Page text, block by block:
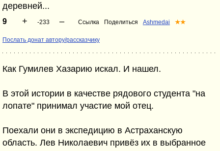
деревней...
9 + -233 – Ссылка Поделиться Ashmedai ★★
Послать донат автору/рассказчику
Как Гумилев Хазарию искал. И нашел.
В этой истории в качестве рядового студента "на
лопате" принимал участие мой отец.
Поехали они в экспедицию в Астраханскую
область. Лев Николаевич привёз их в выбранное